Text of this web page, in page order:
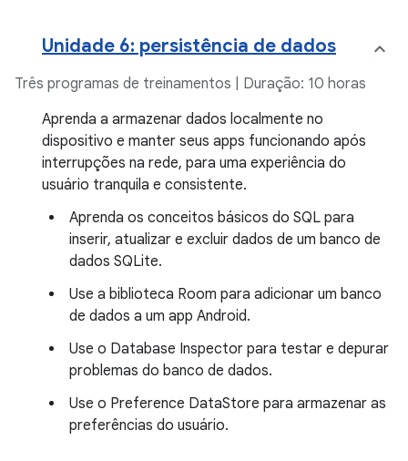
Unidade 6: persistência de dados
Três programas de treinamentos | Duração: 10 horas
Aprenda a armazenar dados localmente no
dispositivo e manter seus apps funcionando após
interrupções na rede, para uma experiência do
usuário tranquila e consistente.
Aprenda os conceitos básicos do SQL para
inserir, atualizar e excluir dados de um banco de
dados SQLite.
Use a biblioteca Room para adicionar um banco
de dados a um app Android.
Use o Database Inspector para testar e depurar
problemas do banco de dados.
Use o Preference DataStore para armazenar as
preferências do usuário.